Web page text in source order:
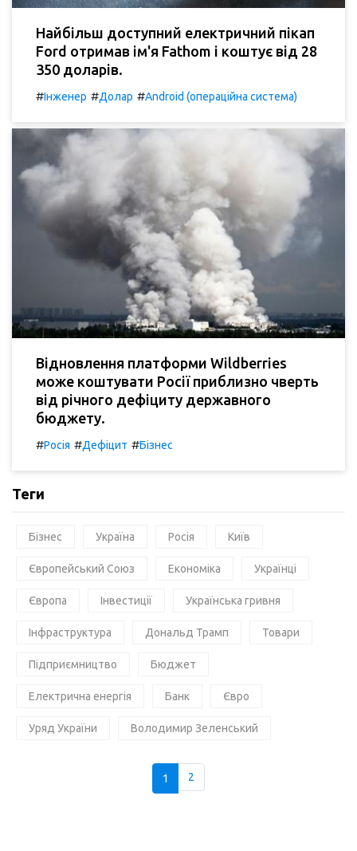
Найбільш доступний електричний пікап
Ford отримав ім'я Fathom і коштує від 28
350 доларів.
#Інженер #Долар #Android (операційна система)
Відновлення платформи Wildberries
може коштувати Росії приблизно чверть
від річного дефіциту державного
бюджету.
#Росія #Дефіцит #Бізнес
Теги
Бізнес Україна Росія Київ
Європейський Союз Економіка Українці
Європа Інвестиції Українська гривня
Інфраструктура Дональд Трамп Товари
Підприємництво Бюджет
Електрична енергія Банк Євро
Уряд України Володимир Зеленський
1 2